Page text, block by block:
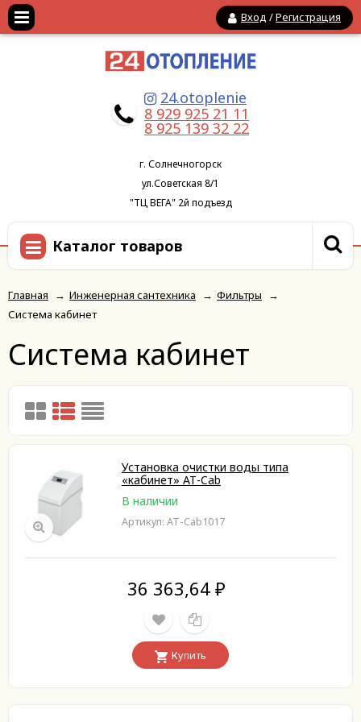
Вход /Регистрация
24.otoplenie
8 929 925 21 11
8 925 139 32 22
г. Солнечногорск
ул.Советская 8/1
"ТЦ ВЕГА" 2й подъезд
Каталог товаров
Главная → Инженерная сантехника → Фильтры
→
Система кабинет
Система кабинет
Установка очистки воды типа
«кабинет» АТ-Cab
В наличии
Артикул: АТ-Cab1017
36 363,64 ₽
Купить